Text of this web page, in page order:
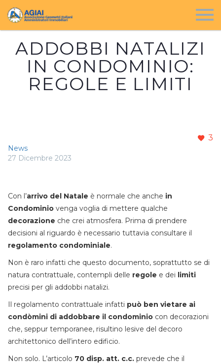
ADDOBBI NATALIZI
IN CONDOMINIO:
REGOLE E LIMITI
3
News
27 Dicembre 2023
Con l’arrivo del Natale è normale che anche in
Condominio venga voglia di mettere qualche
decorazione che crei atmosfera. Prima di prendere
decisioni al riguardo è necessario tuttavia consultare il
regolamento condominiale.
Non è raro infatti che questo documento, soprattutto se di
natura contrattuale, contempli delle regole e dei limiti
precisi per gli addobbi natalizi.
Il regolamento contrattuale infatti può ben vietare ai
condòmini di addobbare il condominio con decorazioni
che, seppur temporanee, risultino lesive del decoro
architettonico dell’intero edificio.
Non solo. L’articolo 70 disp. att. c.c. prevede che il